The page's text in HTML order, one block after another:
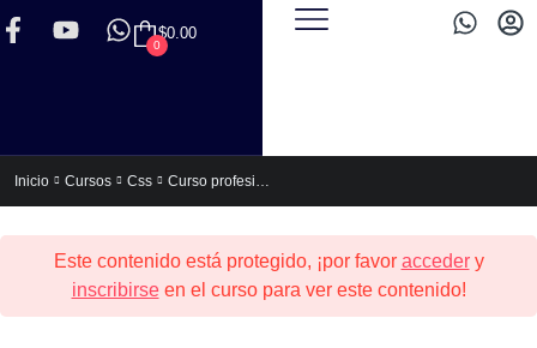
$0.00
0
Inicio Cursos Css Curso profesional de HTML5 y CSS3
Este contenido está protegido, ¡por favor accedery
inscribirseen el curso para ver este contenido!